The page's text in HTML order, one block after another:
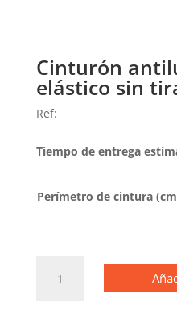
Cinturón
elástico sin
Ref:
Tiempo de entrega
Perímetro de cintura
antilumbago